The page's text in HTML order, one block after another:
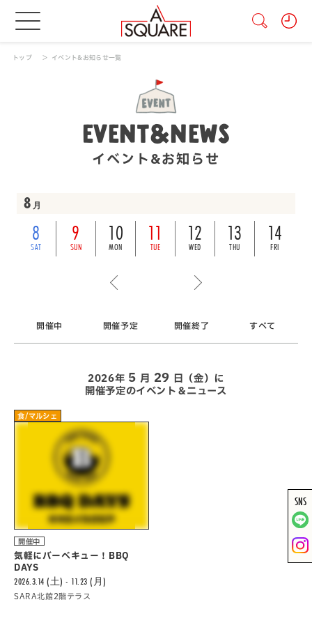
トップ イベント&お知らせ一覧
EVENT&NEWS
イベント&お知らせ
8 月
8
SAT
9
SUN
10
MON
11
TUE
12
WED
13
THU
14
FRI
開催中 開催予定 開催終了 すべて
2026年 5 月 29 日（金）に
開催予定のイベント＆ニュース
食/マルシェ
開催中
気軽にバーべキュー！BBQ
DAYS
2026.3.14 (土) - 11.23 (月)
SARA北館2階テラス
SNS